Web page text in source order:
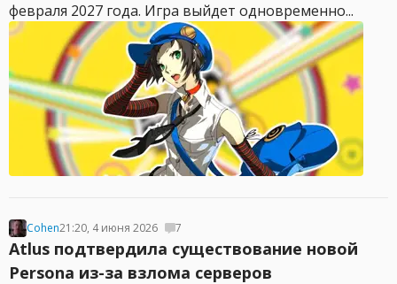
февраля 2027 года. Игра выйдет одновременно...
Cohen21:20, 4 июня 2026 7
Atlus подтвердила существование новой
Persona из-за взлома серверов